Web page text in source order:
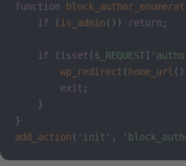
function
if
( is_admin ( ) ) return ;
if ( isset ($_REQUEST [
wp_redirect ( home_url ( )
exit ;
}
}
add_action ( 'init' ,